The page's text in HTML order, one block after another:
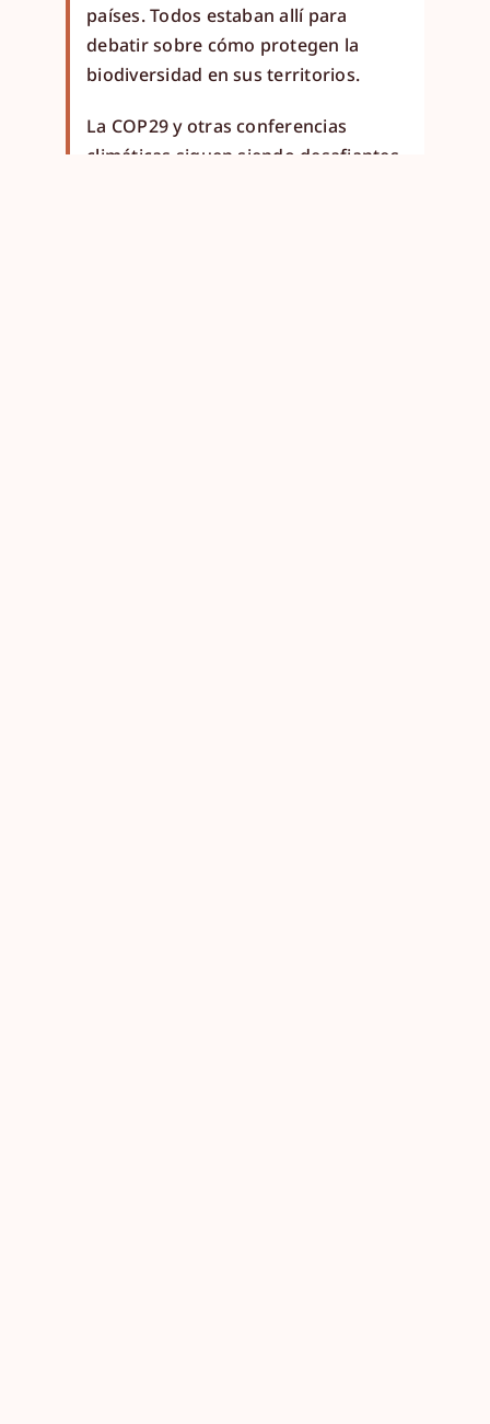
países. Todos estaban allí para
debatir sobre cómo protegen la
biodiversidad en sus territorios.
La COP29 y otras conferencias
climáticas siguen siendo desafiantes